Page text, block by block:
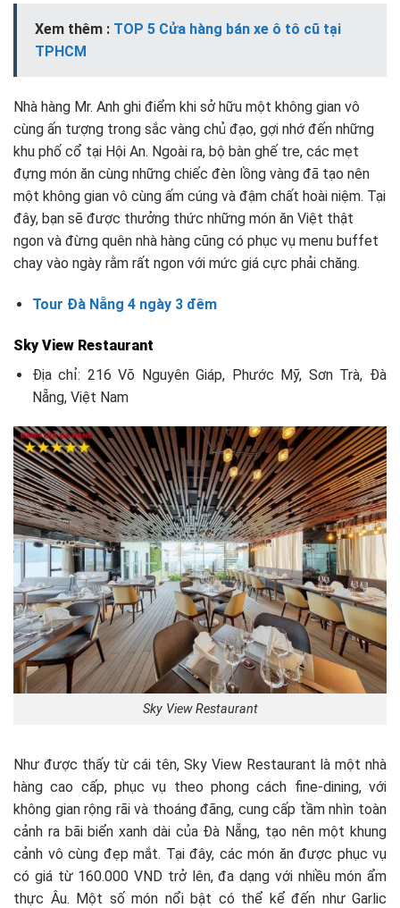
Xem thêm : TOP 5 Cửa hàng bán xe ô tô cũ tại
TPHCM
Nhà hàng Mr. Anh ghi điểm khi sở hữu một không gian vô
cùng ấn tượng trong sắc vàng chủ đạo, gợi nhớ đến những
khu phố cổ tại Hội An. Ngoài ra, bộ bàn ghế tre, các mẹt
đựng món ăn cùng những chiếc đèn lồng vàng đã tạo nên
một không gian vô cùng ấm cúng và đậm chất hoài niệm. Tại
đây, bạn sẽ được thưởng thức những món ăn Việt thật
ngon và đừng quên nhà hàng cũng có phục vụ menu buffet
chay vào ngày rằm rất ngon với mức giá cực phải chăng.
Tour Đà Nẵng 4 ngày 3 đêm
Sky View Restaurant
Địa chỉ: 216 Võ Nguyên Giáp, Phước Mỹ, Sơn Trà, Đà
Nẵng, Việt Nam
Sky View Restaurant
Như được thấy từ cái tên, Sky View Restaurant là một nhà
hàng cao cấp, phục vụ theo phong cách fine-dining, với
không gian rộng rãi và thoáng đãng, cung cấp tầm nhìn toàn
cảnh ra bãi biển xanh dài của Đà Nẵng, tạo nên một khung
cảnh vô cùng đẹp mắt. Tại đây, các món ăn được phục vụ
có giá từ 160.000 VND trở lên, đa dạng với nhiều món ẩm
thực Âu. Một số món nổi bật có thể kể đến như Garlic